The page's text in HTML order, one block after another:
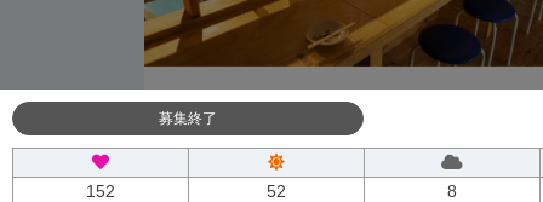
募集終了
152 52 8